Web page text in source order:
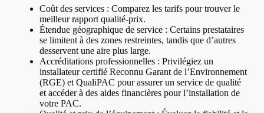
Coût des services : Comparez les tarifs pour trouver le
meilleur rapport qualité-prix.
Étendue géographique de service : Certains prestataires
se limitent à des zones restreintes, tandis que d’autres
desservent une aire plus large.
Accréditations professionnelles : Privilégiez un
installateur certifié Reconnu Garant de l’Environnement
(RGE) et QualiPAC pour assurer un service de qualité
et accéder à des aides financières pour l’installation de
votre PAC.